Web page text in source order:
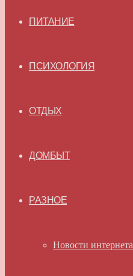
ПИТАНИЕ
ПСИХОЛОГИЯ
ОТДЫХ
ДОМБЫТ
РАЗНОЕ
Новости интернета